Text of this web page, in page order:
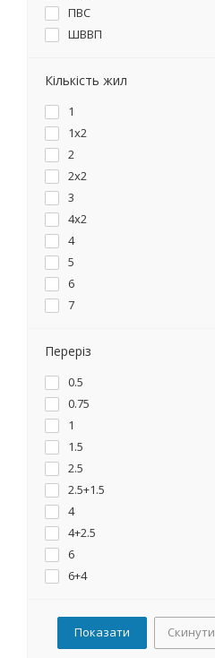
ПВС
ШВВП
КПВЭ-ВП
F690
Standart
F690 Cu
NYM
Speaker Cable
F690BV
Кількість жил
1
1x2
2
2x2
3
4х2
4
5
6
7
10
19
27
37
Переріз
0.5
0.75
1
1.5
2.5
2.5+1.5
4
4+2.5
6
6+4
10+6
16+10
Скинути